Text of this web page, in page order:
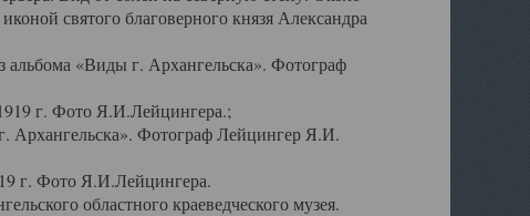
святого благоверного князя Александра
«Виды г. Архангельска». Фотограф
г. Фото Я.И.Лейцингера.;
Фотограф Лейцингер Я.И.
г. Фото Я.И.Лейцингера.
областного краеведческого музея.